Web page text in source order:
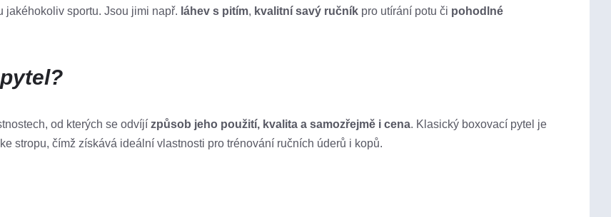
jakéhokoliv sportu. Jsou jimi např. láhev s pitím, kvalitní savý ručník pro utírání potu či pohodlné
od kterých se odvíjí způsob jeho použití, kvalita a samozřejmě i cena. Klasický boxovací pytel je
stropu, čímž získává ideální vlastnosti pro trénování ručních úderů i kopů.